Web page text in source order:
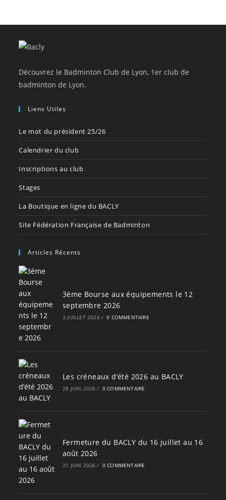
Découvrez le Badminton Club de Lyon, 1er club de
badminton de Lyon.
Liens Utiles
Le mot du président 25/26
Calendrier du club
Inscriptions au club
Stages
La Boutique en ligne du BACLY
Site Fédération Française de Badminton
Articles Récents
3ème Bourse aux équipements le 12
septembre 2026
3 JUILLET 2026 / 0 COMMENTAIRE
Les créneaux d’été 2026 au BACLY
28 JUIN 2026 / 0 COMMENTAIRE
Fermeture du BACLY du 16 juillet au 16
août 2026
21 JUIN 2026 / 0 COMMENTAIRE